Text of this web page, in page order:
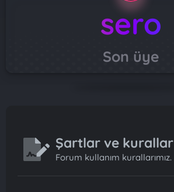
sero
Son üye
Şartlar ve kurallar
Forum kullanım kurallarımız.